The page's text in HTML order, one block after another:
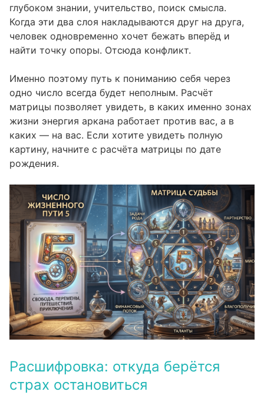
глубоком знании, учительство, поиск смысла.
Когда эти два слоя накладываются друг на друга,
человек одновременно хочет бежать вперёд и
найти точку опоры. Отсюда конфликт.
Именно поэтому путь к пониманию себя через
одно число всегда будет неполным. Расчёт
матрицы позволяет увидеть, в каких именно зонах
жизни энергия аркана работает против вас, а в
каких — на вас. Если хотите увидеть полную
картину, начните с расчёта матрицы по дате
рождения.
Расшифровка: откуда берётся
страх остановиться